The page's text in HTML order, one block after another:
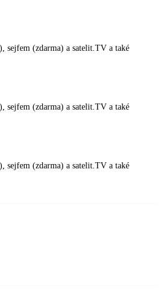
sejfem (zdarma) a satelit.TV a také
sejfem (zdarma) a satelit.TV a také
sejfem (zdarma) a satelit.TV a také